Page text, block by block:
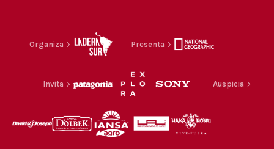
Organiza Presenta
Invita Auspicia